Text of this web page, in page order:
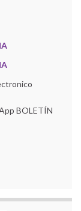
BOLETÍN